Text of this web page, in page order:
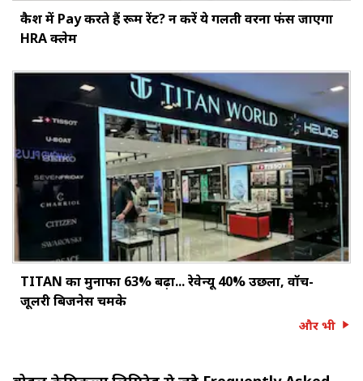
कैश में Pay करते हैं रूम रेंट? न करें ये गलती वरना फंस जाएगा
HRA क्लेम
TITAN का मुनाफा 63% बढ़ा... रेवेन्यू 40% उछला, वॉच-
जूलरी बिजनेस चमके
और भी